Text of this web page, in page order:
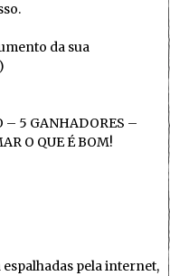
da sua
– 5 GANHADORES –
O QUE É BOM!
pela internet,